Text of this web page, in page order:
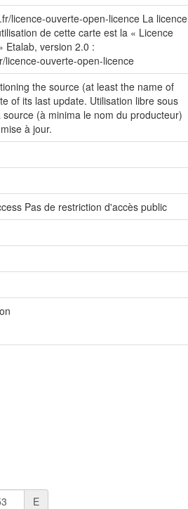
licence-ouverte-open-licence La licence
de cette carte est la « Licence
Etalab, version 2.0 :
licence-ouverte-open-licence
the source (at least the name of
of its last update. Utilisation libre sous
(à minima le nom du producteur)
à jour.
Pas de restriction d'accès public
E